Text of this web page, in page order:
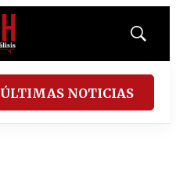
Mostrar
ÚLTIMAS NOTICIAS